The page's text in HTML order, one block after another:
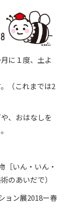
に１度、土よ
（これまでは2
、おはなしを
いん・いん・
のあいだで）
ョン展2018ー春